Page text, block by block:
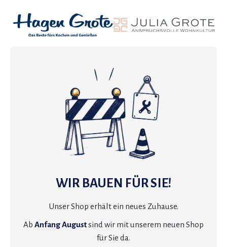
WIR BAUEN FÜR SIE!
Unser Shop erhält ein neues Zuhause.
Ab Anfang Augustsind wir mit unserem neuen Shop
für Sie da.